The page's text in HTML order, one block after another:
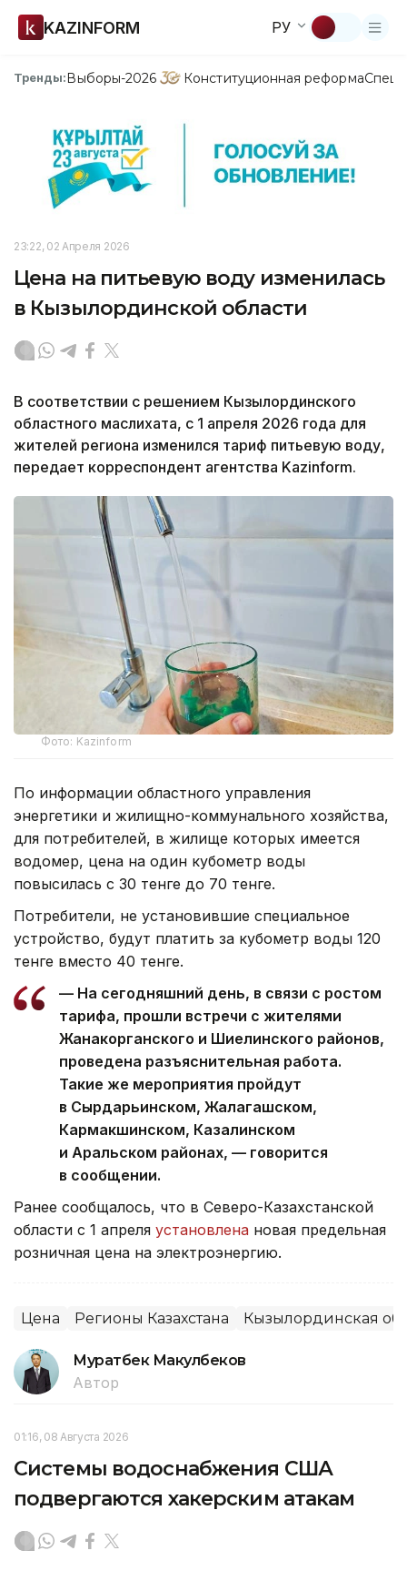
KAZINFORM РУ
Тренды:Выборы-2026 Конституционная реформа
23:22, 02 Апреля 2026
Цена на питьевую воду изменилась
в Кызылординской области
В соответствии с решением Кызылординского
областного маслихата, с 1 апреля 2026 года для
жителей региона изменился тариф питьевую воду,
передает корреспондент агентства Kazinform.
Фото: Kazinform
По информации областного управления
энергетики и жилищно-коммунального хозяйства,
для потребителей, в жилище которых имеется
водомер, цена на один кубометр воды
повысилась с 30 тенге до 70 тенге.
Потребители, не установившие специальное
устройство, будут платить за кубометр воды 120
тенге вместо 40 тенге.
— На сегодняшний день, в связи с ростом
тарифа, прошли встречи с жителями
Жанакорганского и Шиелинского районов,
проведена разъяснительная работа.
Такие же мероприятия пройдут
в Сырдарьинском, Жалагашском,
Кармакшинском, Казалинском
и Аральском районах, — говорится
в сообщении.
Ранее сообщалось, что в Северо-Казахстанской
области с 1 апреля установлена новая предельная
розничная цена на электроэнергию.
Цена Регионы Казахстана Кызылординская
Муратбек Макулбеков
Автор
01:16, 08 Августа 2026
Системы водоснабжения США
подвергаются хакерским атакам